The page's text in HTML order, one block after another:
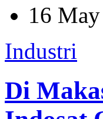
16
Industri
Di